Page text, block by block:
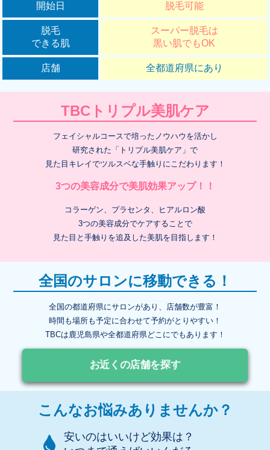
開始日 脱毛可能
脱毛
できる肌
スーパー脱毛は
黒い肌でもOK
店舗 全都道府県にあり
TBCトリプル美肌ケア
フェイシャルコースで培ったノウハウを活かし
研究された「トリプル美肌ケア」で
見た目キレイでツルスベな手触りにこだわります！
3つの美容成分で美肌効果アップ！！
コラーゲン、プラセンタ、ヒアルロン酸
3つの美容成分でケアすることで
見た目と手触りを追及した美肌を目指します！
全国のサロンに移動できる！
全国の都道府県にサロンがあり、店舗数が豊富！
時間も場所も予定に合わせて予約がとりやすい！
TBCは鹿児島県や全都道府県どこにでもあります！
お近くの店舗を探す
こんなお悩みありませんか？
安いのはいいけど効果は？